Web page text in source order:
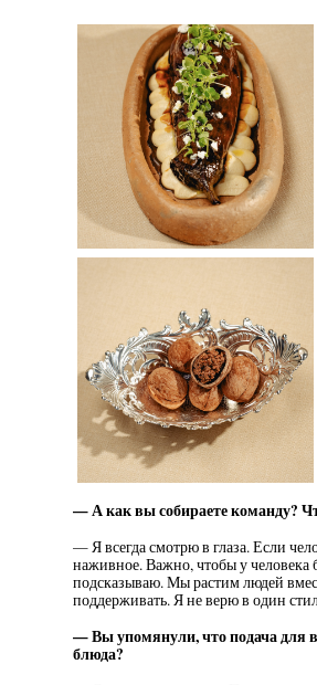
— А как вы собираете команду?
— Я всегда смотрю в глаза. Если
наживное. Важно, чтобы у человека
подсказываю. Мы растим людей
поддерживать. Я не верю в один
— Вы упомянули, что подача для
блюда?